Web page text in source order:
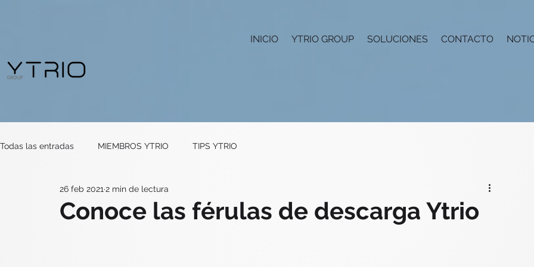
INICIO YTRIO GROUP SOLUCIONES CONTACTO
Todas las entradas MIEMBROS YTRIO TIPS YTRIO
Conoce las férulas de descarga Ytrio
26 feb 2021 2 min de lectura